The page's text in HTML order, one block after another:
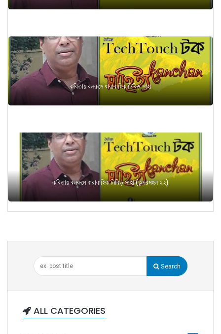
কবিতায় বলরুমে ধারাবাহিক নিবিড় সাহা
কবিতায় বলরুমে ধারাবাহিক নিবিড় সাহা (অন্দরমহল ২২)
Search
ALL CATEGORIES